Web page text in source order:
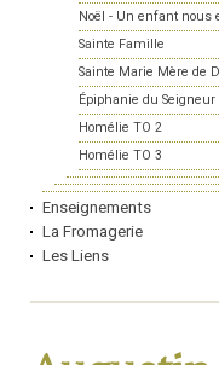
Noël - Un enfant nous
Sainte Famille
Sainte Marie Mère de
Épiphanie du Seigneur
Homélie TO 2
Homélie TO 3
Enseignements
La Fromagerie
Les Liens